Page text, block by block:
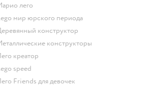
Марио лего
Lego мир юрского периода
Деревянный конструктор
Металлические конструкторы
Лего креатор
Lego speed
Лего Friends для девочек